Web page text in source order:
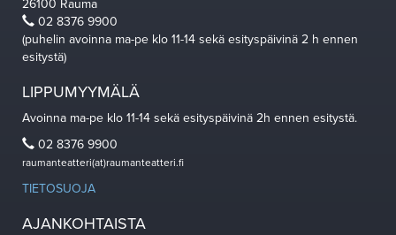
26100 Rauma
02 8376 9900
(puhelin avoinna ma-pe klo 11-14 sekä esityspäivinä 2 h ennen
esitystä)
LIPPUMYYMÄLÄ
Avoinna ma-pe klo 11-14 sekä esityspäivinä 2h ennen esitystä.
02 8376 9900
raumanteatteri(at)raumanteatteri.fi
TIETOSUOJA
AJANKOHTAISTA